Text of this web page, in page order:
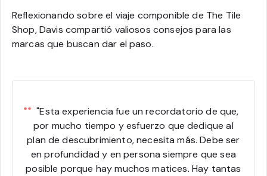
Reflexionando sobre el viaje componible de The Tile
Shop, Davis compartió valiosos consejos para las
marcas que buscan dar el paso.
"Esta experiencia fue un recordatorio de que,
por mucho tiempo y esfuerzo que dedique al
plan de descubrimiento, necesita más. Debe ser
en profundidad y en persona siempre que sea
posible porque hay muchos matices. Hay tantas